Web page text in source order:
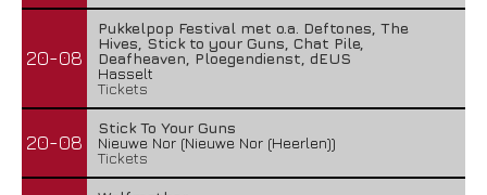
20-08
Pukkelpop Festival met o.a. Deftones, The
Hives, Stick to your Guns, Chat Pile,
Deafheaven, Ploegendienst, dEUS
Hasselt
Tickets
20-08
Stick To Your Guns
Nieuwe Nor (Nieuwe Nor (Heerlen))
Tickets